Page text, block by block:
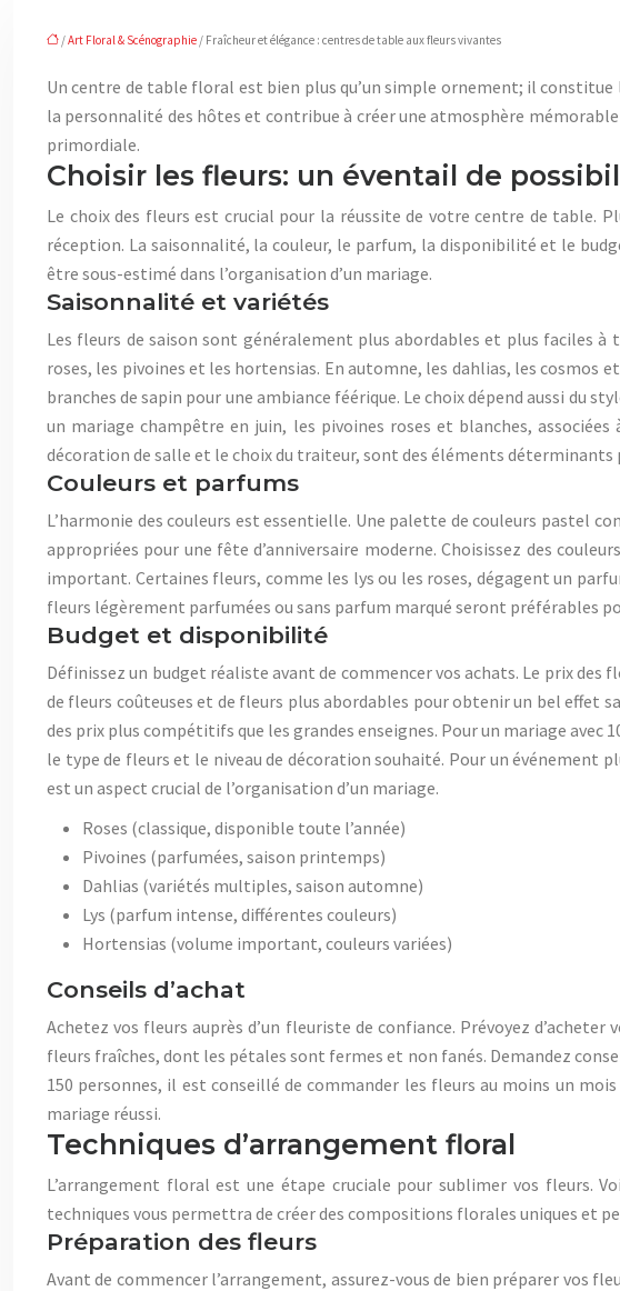
/Art Floral & Scénographie / Fraîcheur et élégance : centres de table aux fleurs vivantes
Un centre de table floral est bien plus qu’un simple ornement; il
la personnalité des hôtes et contribue à créer une atmosphère
primordiale.
Choisir les fleurs: un éventail de
Le choix des fleurs est crucial pour la réussite de votre centre de
réception. La saisonnalité, la couleur, le parfum, la disponibilité et le
être sous-estimé dans l’organisation d’un mariage.
Saisonnalité et variétés
Les fleurs de saison sont généralement plus abordables et plus faciles à
roses, les pivoines et les hortensias. En automne, les dahlias, les
branches de sapin pour une ambiance féérique. Le choix dépend aussi du
un mariage champêtre en juin, les pivoines roses et blanches,
décoration de salle et le choix du traiteur, sont des éléments déterminants
Couleurs et parfums
L’harmonie des couleurs est essentielle. Une palette de couleurs pastel
appropriées pour une fête d’anniversaire moderne. Choisissez des
important. Certaines fleurs, comme les lys ou les roses, dégagent un
fleurs légèrement parfumées ou sans parfum marqué seront préférables
Budget et disponibilité
Définissez un budget réaliste avant de commencer vos achats. Le prix
de fleurs coûteuses et de fleurs plus abordables pour obtenir un bel effet
des prix plus compétitifs que les grandes enseignes. Pour un mariage
le type de fleurs et le niveau de décoration souhaité. Pour un événement
est un aspect crucial de l’organisation d’un mariage.
Roses (classique, disponible toute l’année)
Pivoines (parfumées, saison printemps)
Dahlias (variétés multiples, saison automne)
Lys (parfum intense, différentes couleurs)
Hortensias (volume important, couleurs variées)
Conseils d’achat
Achetez vos fleurs auprès d’un fleuriste de confiance. Prévoyez
fleurs fraîches, dont les pétales sont fermes et non fanés. Demandez
150 personnes, il est conseillé de commander les fleurs au moins un
mariage réussi.
Techniques d’arrangement floral
L’arrangement floral est une étape cruciale pour sublimer vos fleurs.
techniques vous permettra de créer des compositions florales uniques et
Préparation des fleurs
Avant de commencer l’arrangement, assurez-vous de bien préparer vos